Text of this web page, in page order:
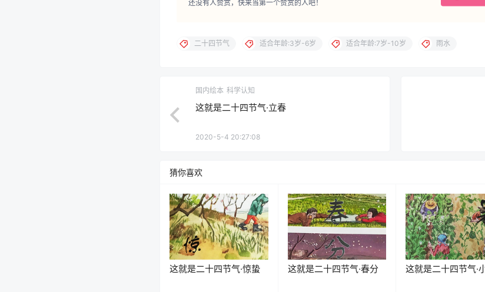
还没有人赞赏，快来当第一个赞赏的人吧！
二十四节气 适合年龄:3岁-6岁 适合年龄:7岁-10岁 雨水
国内绘本 科学认知
这就是二十四节气·立春
2020-5-4 20:27:08
猜你喜欢
这就是二十四节气·惊蛰 这就是二十四节气·春分 这就是二十四节气·